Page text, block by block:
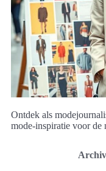
Ontdek als
mode-inspiratie voor de